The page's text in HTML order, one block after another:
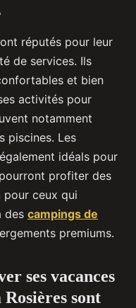
réputés pour leur
de services. Ils
et bien
activités pour
notamment
piscines. Les
idéals pour
profiter des
pour ceux qui
des campings de
premiums.
ses vacances
sont